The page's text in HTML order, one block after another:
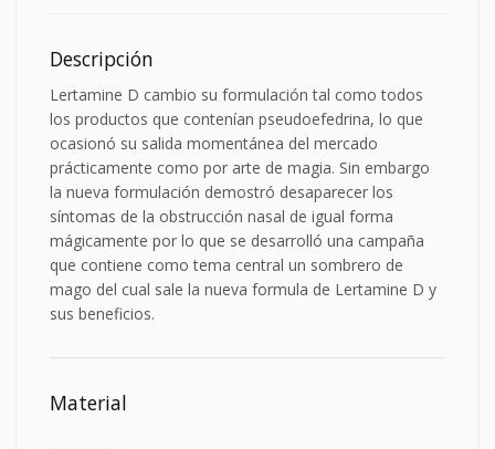
Descripción
Lertamine D cambio su formulación tal como todos
los productos que contenían pseudoefedrina, lo que
ocasionó su salida momentánea del mercado
prácticamente como por arte de magia. Sin embargo
la nueva formulación demostró desaparecer los
síntomas de la obstrucción nasal de igual forma
mágicamente por lo que se desarrolló una campaña
que contiene como tema central un sombrero de
mago del cual sale la nueva formula de Lertamine D y
sus beneficios.
Material